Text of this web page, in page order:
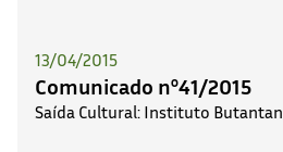
13/04/2015
Comunicado nº41/2015
Saída Cultural: Instituto Butantan